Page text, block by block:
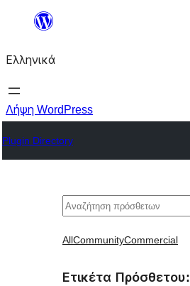
Μετάβαση
περιεχόμενο
Ελληνικά
Λήψη WordPress
Plugin Directory
Αναζήτηση
AllCommunityCommercial
Ετικέτα Πρόσθετου: